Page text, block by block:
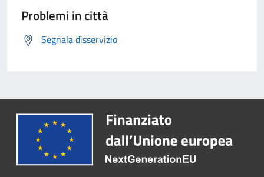
Problemi in città
Segnala disservizio